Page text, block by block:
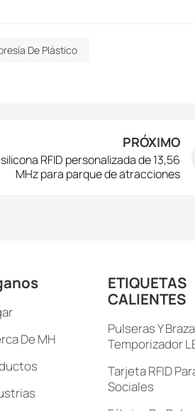
De Plástico
PRÓXIMO
RFID personalizada de 13,56
MHz para parque de atracciones
ETIQUETAS
CALIENTES
Pulseras Y
Temporizador
Tarjeta RFID
Sociales
De MH